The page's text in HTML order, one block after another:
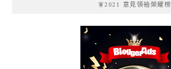
🧚2021 意見領袖榮耀榜